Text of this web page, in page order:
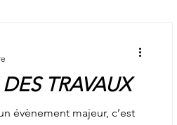
TRAVAUX
évènement majeur, c’est